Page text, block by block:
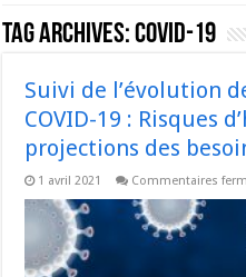
Tag Archives:COVID-19
Suivi de l’évolution
COVID-19 : Risques
projections des
1 avril 2021 Commentaires